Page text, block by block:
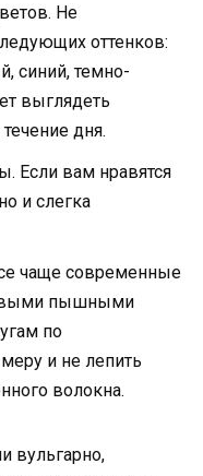
Не
оттенков:
синий, темно-
выглядеть
дня.
Если вам нравятся
и слегка
чаще современные
пышными
по
и не лепить
волокна.
вульгарно,